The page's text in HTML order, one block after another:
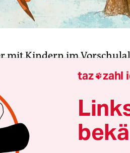
mit Kindern im
in der Regel nicht viel
Verständnis seines
selbstverständlich, da
„Sandmännchen“
taz zahl